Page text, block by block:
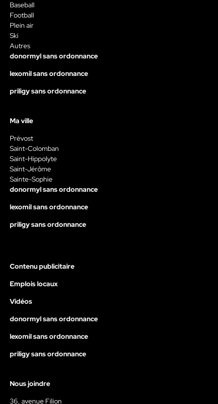
Baseball
Football
Plein air
Ski
Autres
donormyl sans ordonnance
lexomil sans ordonnance
priligy sans ordonnance
Ma ville
Prévost
Saint-Colomban
Saint-Hippolyte
Saint-Jérôme
Sainte-Sophie
donormyl sans ordonnance
lexomil sans ordonnance
priligy sans ordonnance
Contenu publicitaire
Emplois locaux
Vidéos
donormyl sans ordonnance
lexomil sans ordonnance
priligy sans ordonnance
Nous joindre
36, avenue Filion